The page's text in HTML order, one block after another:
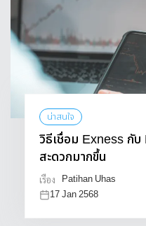
น่าสนใจ
วิธีเชื่อม Exness กับ
สะดวกมากขึ้น
เรื่อง
Patihan Uhas
17 Jan 2568